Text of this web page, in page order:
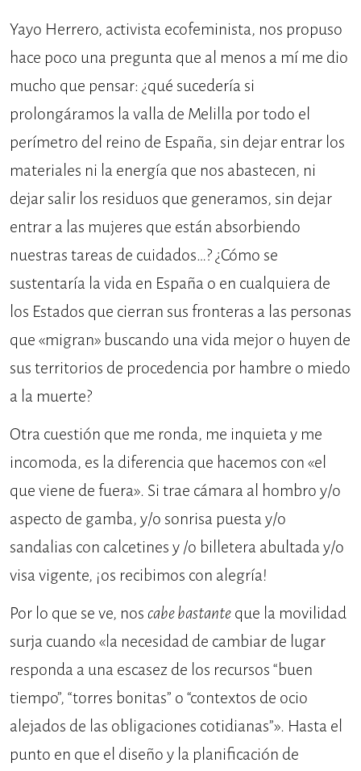
Yayo Herrero, activista ecofeminista, nos propuso
hace poco una pregunta que al menos a mí me dio
mucho que pensar: ¿qué sucedería si
prolongáramos la valla de Melilla por todo el
perímetro del reino de España, sin dejar entrar los
materiales ni la energía que nos abastecen, ni
dejar salir los residuos que generamos, sin dejar
entrar a las mujeres que están absorbiendo
nuestras tareas de cuidados…? ¿Cómo se
sustentaría la vida en España o en cualquiera de
los Estados que cierran sus fronteras a las personas
que «migran» buscando una vida mejor o huyen de
sus territorios de procedencia por hambre o miedo
a la muerte?
Otra cuestión que me ronda, me inquieta y me
incomoda, es la diferencia que hacemos con «el
que viene de fuera». Si trae cámara al hombro y/o
aspecto de gamba, y/o sonrisa puesta y/o
sandalias con calcetines y /o billetera abultada y/o
visa vigente, ¡os recibimos con alegría!
Por lo que se ve, nos cabe bastanteque la movilidad
surja cuando «la necesidad de cambiar de lugar
responda a una escasez de los recursos “buen
tiempo”, “torres bonitas” o “contextos de ocio
alejados de las obligaciones cotidianas”». Hasta el
punto en que el diseño y la planificación de